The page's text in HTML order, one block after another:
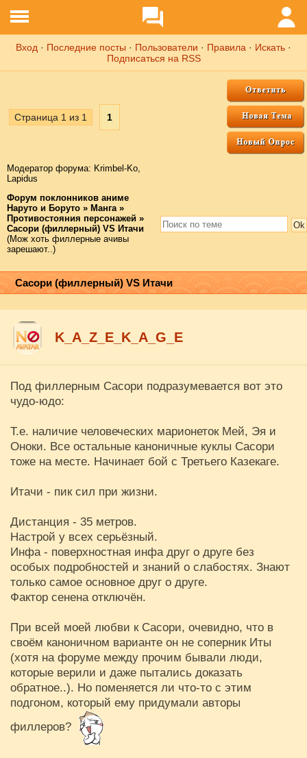
Вход · Последние посты · Пользователи · Правила · Искать ·
Подписаться на RSS
Страница 1 из 1 1
Модератор форума: Krimbel-Ko,
Lapidus
Форум поклонников аниме
Наруто и Боруто » Манга »
Противостояния персонажей »
Сасори (филлерный) VS Итачи
(Мож хоть филлерные ачивы
зарешают..)
Сасори (филлерный) VS Итачи
K_A_Z_E_K_A_G_E
Под филлерным Сасори подразумевается вот это
чудо-юдо:
Т.е. наличие человеческих марионеток Мей, Эя и
Оноки. Все остальные каноничные куклы Сасори
тоже на месте. Начинает бой с Третьего Казекаге.
Итачи - пик сил при жизни.
Дистанция - 35 метров.
Настрой у всех серьёзный.
Инфа - поверхностная инфа друг о друге без
особых подробностей и знаний о слабостях. Знают
только самое основное друг о друге.
Фактор сенена отключён.
При всей моей любви к Сасори, очевидно, что в
своём каноничном варианте он не соперник Иты
(хотя на форуме между прочим бывали люди,
которые верили и даже пытались доказать
обратное..). Но поменяется ли что-то с этим
подгоном, который ему придумали авторы
филлеров?